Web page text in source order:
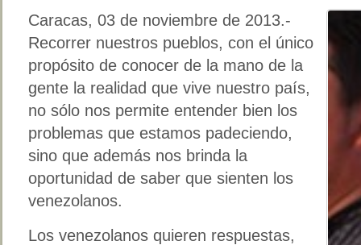
Caracas, 03 de noviembre de 2013.-
Recorrer nuestros pueblos, con el único
propósito de conocer de la mano de la
gente la realidad que vive nuestro país,
no sólo nos permite entender bien los
problemas que estamos padeciendo,
sino que además nos brinda la
oportunidad de saber que sienten los
venezolanos.
Los venezolanos quieren respuestas,